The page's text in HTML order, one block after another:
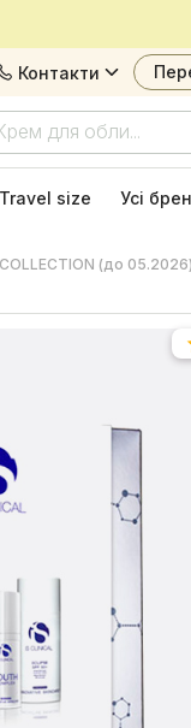
Контакти
38(096)-271-77-90
Харків
38(098)-255-96-06
Travel size Усі
COLLECTION (до 05.2026)